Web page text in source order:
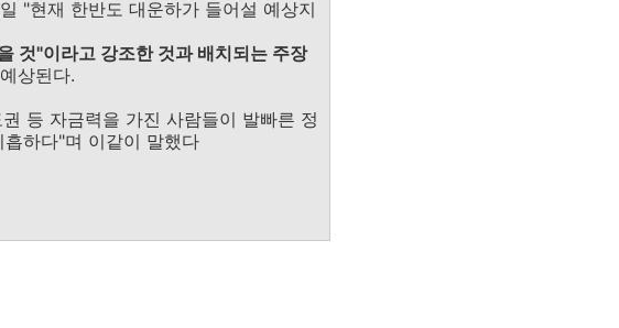
"현재 한반도 대운하가 들어설 예상지
것"이라고 강조한 것과 배치되는 주장
상된다.
등 자금력을 가진 사람들이 발빠른 정
하다"며 이같이 말했다